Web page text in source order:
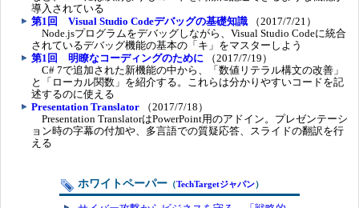
導入されている
第1回 Visual Studio Codeデバッグの基礎知識 （2017/7/21）
Node.jsプログラムをデバッグしながら、Visual Studio Codeに統合
されているデバッグ機能の基本の「キ」をマスターしよう
第1回 明瞭なコーディングのために （2017/7/19）
C# 7で追加された新機能の中から、「数値リテラル構文の改善」
と「ローカル関数」を紹介する。これらは分かりやすいコードを記
述するのに使える
Presentation Translator （2017/7/18）
Presentation TranslatorはPowerPoint用のアドイン。プレゼンテーシ
ョン時の字幕の付加や、多言語での質疑応答、スライドの翻訳を行
える
ホワイトペーパー （TechTargetジャパン）